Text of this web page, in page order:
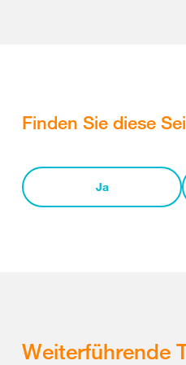
Finden Sie diese
Ja
Weiterführende